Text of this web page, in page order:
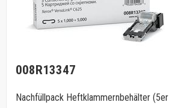
008R13347
Nachfüllpack Heftklammernbehälter